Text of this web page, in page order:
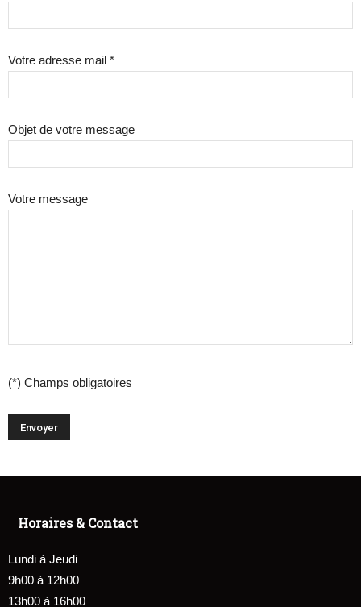
Votre adresse mail *
Objet de votre message
Votre message
(*) Champs obligatoires
Horaires & Contact
Lundi à Jeudi
9h00 à 12h00
13h00 à 16h00